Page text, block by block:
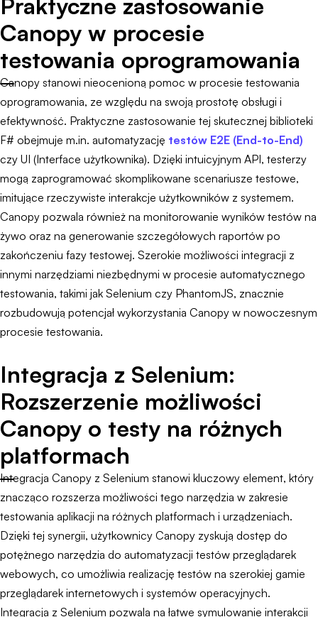
Praktyczne zastosowanie
Canopy w procesie
testowania oprogramowania
Canopy stanowi nieocenioną pomoc w procesie testowania
oprogramowania, ze względu na swoją prostotę obsługi i
efektywność. Praktyczne zastosowanie tej skutecznej biblioteki
F# obejmuje m.in. automatyzację testów E2E (End-to-End)
czy UI (Interface użytkownika). Dzięki intuicyjnym API, testerzy
mogą zaprogramować skomplikowane scenariusze testowe,
imitujące rzeczywiste interakcje użytkowników z systemem.
Canopy pozwala również na monitorowanie wyników testów na
żywo oraz na generowanie szczegółowych raportów po
zakończeniu fazy testowej. Szerokie możliwości integracji z
innymi narzędziami niezbędnymi w procesie automatycznego
testowania, takimi jak Selenium czy PhantomJS, znacznie
rozbudowują potencjał wykorzystania Canopy w nowoczesnym
procesie testowania.
Integracja z Selenium:
Rozszerzenie możliwości
Canopy o testy na różnych
platformach
Integracja Canopy z Selenium stanowi kluczowy element, który
znacząco rozszerza możliwości tego narzędzia w zakresie
testowania aplikacji na różnych platformach i urządzeniach.
Dzięki tej synergii, użytkownicy Canopy zyskują dostęp do
potężnego narzędzia do automatyzacji testów przeglądarek
webowych, co umożliwia realizację testów na szerokiej gamie
przeglądarek internetowych i systemów operacyjnych.
Integracja z Selenium pozwala na łatwe symulowanie interakcji